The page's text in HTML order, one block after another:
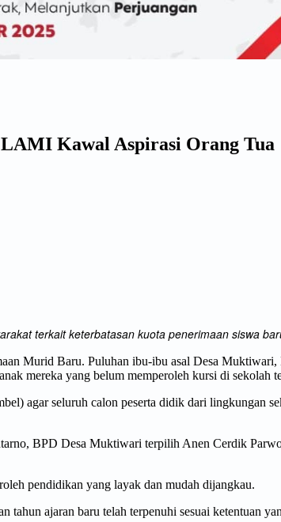
Kawal Aspirasi Orang Tua
terkait keterbatasan kuota penerimaan siswa
Murid Baru. Puluhan ibu-ibu asal Desa
mereka yang belum memperoleh kursi di sekolah
agar seluruh calon peserta didik dari lingkungan
BPD Desa Muktiwari terpilih Anen Cerdik
pendidikan yang layak dan mudah dijangkau.
ajaran baru telah terpenuhi sesuai ketentuan